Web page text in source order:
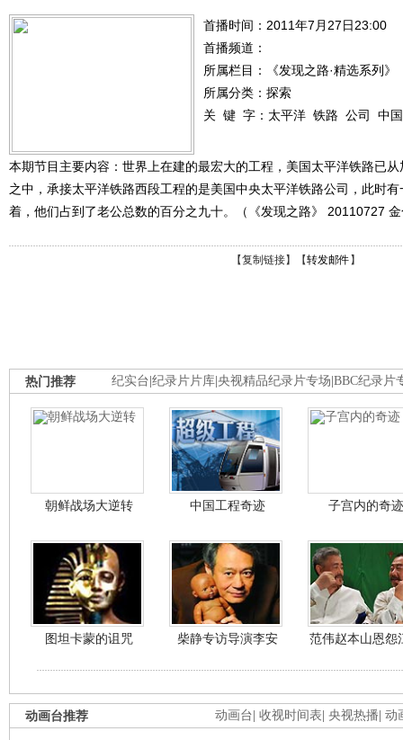
首播时间：2011年7月27日23:00
首播频道：
所属栏目：
《发现之路·精选系列》
所属分类：探索
关 键 字： 太平洋 铁路 公司 中
本期节目主要内容：世界上在建的最宏大的工程，美国太平洋铁路已
之中，承接太平洋铁路西段工程的是美国中央太平洋铁路公司，此时
着，他们占到了老公总数的百分之九十。（《发现之路》 20110727
【复制链接】【转发邮件 】
纪实台 纪录片片库 央视精品纪录片专场 BBC纪录片
热门推荐
朝鲜战场大逆转 中国工程奇迹 子宫内的奇迹
图坦卡蒙的诅咒 柴静专访导演李安 范伟赵本山恩怨
动画台 收视时间表 央视热播 动
动画台推荐